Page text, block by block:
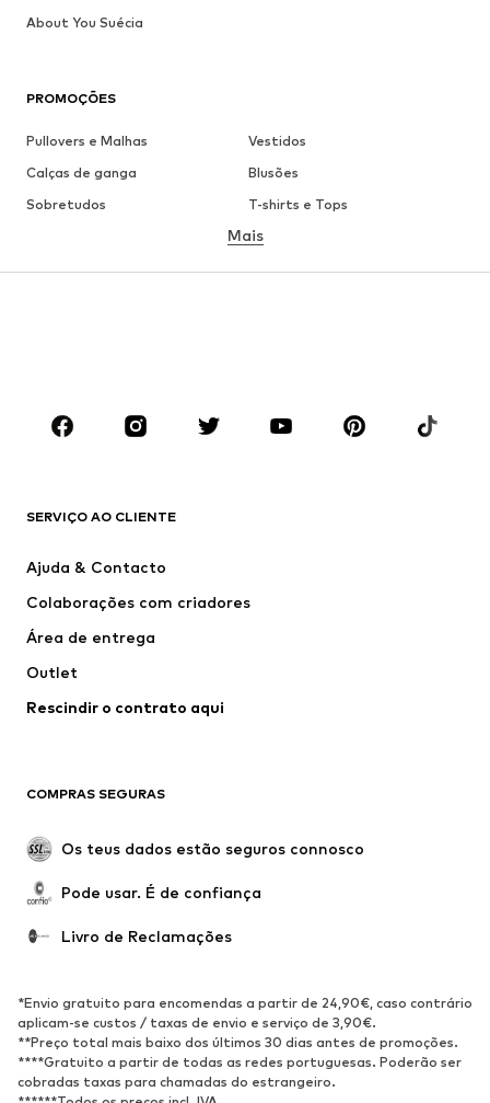
PROMOÇÕES
Pullovers e Malhas
Vestidos
Calças de ganga
Blusões
Sobretudos
T-shirts e Tops
Roupa interior
Acessórios
Premium
Novidades
T-shirts e Tops
Casacos
Pullovers e Malhas
Roupa interior
Sobretudos
Roupa de banho
Ocasiões
Upcycling
SAPATOS
Novidades
altos
Sandálias
Sapatos baixos
Sapatilhas de desporto
Sabrinas
Mais
SERVIÇO AO CLIENTE
Ajuda & Contacto
Colaborações com criadores
Área de entrega
Outlet
Rescindir o contrato aqui
COMPRAS SEGURAS
Os teus dados estão seguros connosco
Pode usar. É de confiança
Livro de Reclamações
*Envio gratuito para encomendas a partir de 24,90€, caso contrário
aplicam-se custos / taxas de envio e serviço de 3,90€.
**Preço total mais baixo dos últimos 30 dias antes de promoções.
****Gratuito a partir de todas as redes portuguesas. Poderão ser
cobradas taxas para chamadas do estrangeiro.
About You Suécia